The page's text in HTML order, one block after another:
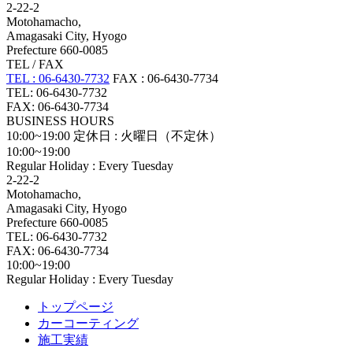
2-22-2
Motohamacho,
Amagasaki City, Hyogo
Prefecture 660-0085
TEL / FAX
TEL : 06-6430-7732 FAX : 06-6430-7734
TEL: 06-6430-7732
FAX: 06-6430-7734
BUSINESS HOURS
10:00~19:00 定休日 : 火曜日（不定休）
10:00~19:00
Regular Holiday : Every Tuesday
2-22-2
Motohamacho,
Amagasaki City, Hyogo
Prefecture 660-0085
TEL: 06-6430-7732
FAX: 06-6430-7734
10:00~19:00
Regular Holiday : Every Tuesday
トップページ
カーコーティング
施工実績